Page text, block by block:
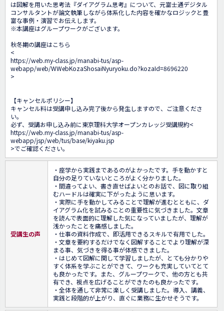
は図解を用いた思考法『ダイアグラム思考』について、元富士通デジタル
コンサルタントが論文執筆しながら体系化した内容を確かなロジックと豊
富な事例・演習でお伝えします。
※本講座はグループワークがございます。
秋冬期の講座はこちら
<
https://web.my-class.jp/manabi-tus/asp-
webapp/web/WWebKozaShosaiNyuryoku.do?kozaId=8696220
>
【キャンセルポリシー】
キャンセル料は受講申し込み完了後から発生しますので、ご注意くださ
い。
必ず、受講お申し込み前に東京理科大学オープンカレッジ受講規約<
https://web.my-class.jp/manabi-tus/asp-
webapp/jsp/web/tus/base/kiyaku.jsp
>でご確認ください。
受講生の声
・座学から実践まであるのがよかったです。手を動かすと
自分の足りていないところがよく分かりました。
・間違ってよい、書き直せばよいとのお話で、図に取り組
むハードルは確実に下がったように思います。
・実際に手を動かしてみることで理解が進むとともに、ダ
イアグラム化を試みることの重要性に気づきました。文章
を読んで表面的に理解した気になっていましたが、理解が
浅かったことを痛感しました。
・仕事の資料作成で、即活用できるスキルで有用でした。
・文章を要約するだけでなく図解することでより理解が深
まる事、気づきを得る事が体感できました。
・はじめて図解に関して学習しましたが、とても分かりや
すく体系を学ぶことができて、ワークも充実していてとて
も良かったです。また、グループワークで、他の方とも共
有でき、視点を広げることができたのも良かったです。
・全体を通して非常に楽しく受講しました。導入、講義、
実践と段階的が上がり、直ぐに業務に生かせそうです。